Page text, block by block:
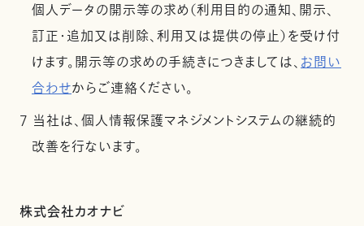
個人データの開示等の求め（利用目的の通知、開示、
訂正・追加又は削除、利用又は提供の停止）を受け付
けます。開示等の求めの手続きにつきましては、お問い
合わせからご連絡ください。
7 当社は、個人情報保護マネジメントシステムの継続的
改善を行ないます。
株式会社カオナビ